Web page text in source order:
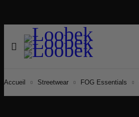
Accueil Streetwear FOG Essentials